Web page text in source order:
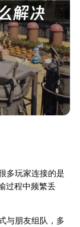
多玩家连接的是
过程中频繁丢
与朋友组队，多